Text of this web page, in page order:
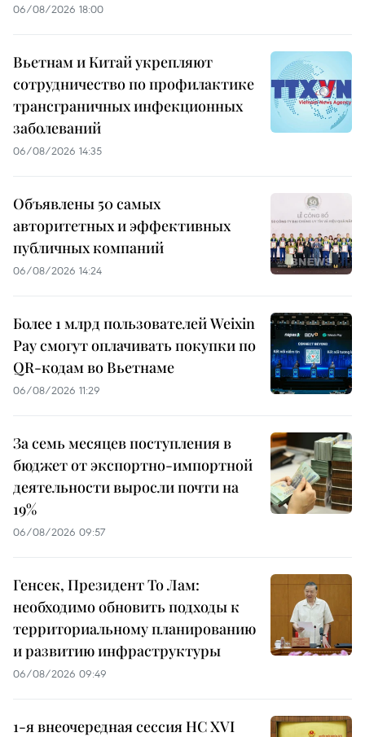
06/08/2026 18:00
Вьетнам и Китай укрепляют
сотрудничество по профилактике
трансграничных инфекционных
заболеваний
06/08/2026 14:35
Объявлены 50 самых
авторитетных и эффективных
публичных компаний
06/08/2026 14:24
Более 1 млрд пользователей Weixin
Pay смогут оплачивать покупки по
QR-кодам во Вьетнаме
06/08/2026 11:29
За семь месяцев поступления в
бюджет от экспортно-импортной
деятельности выросли почти на
19%
06/08/2026 09:57
Генсек, Президент То Лам:
необходимо обновить подходы к
территориальному планированию
и развитию инфраструктуры
06/08/2026 09:49
1-я внеочередная сессия НС XVI